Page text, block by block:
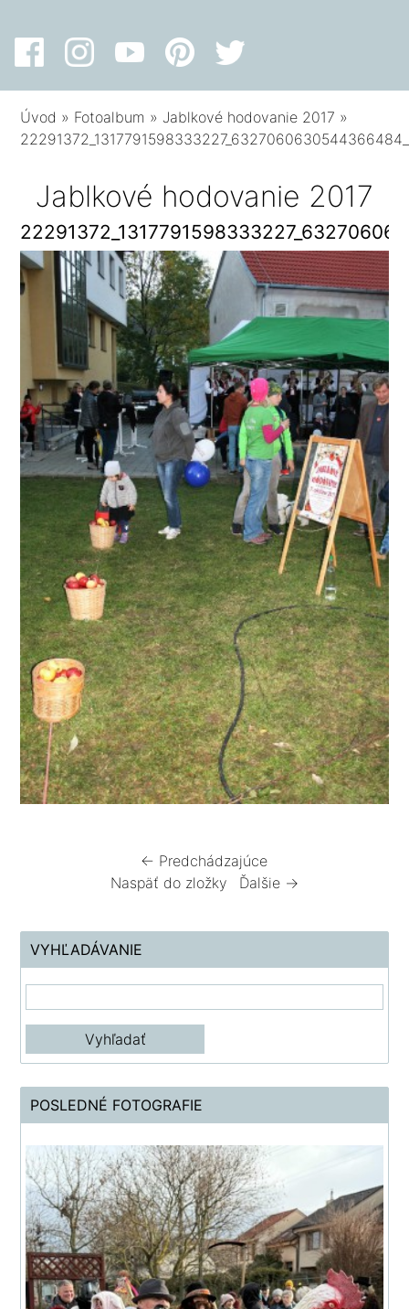
Úvod » Fotoalbum » Jablkové hodovanie 2017 »
Jablkové hodovanie 2017
← Predchádzajúce
Naspäť do zložky
Ďalšie →
VYHĽADÁVANIE
POSLEDNÉ FOTOGRAFIE